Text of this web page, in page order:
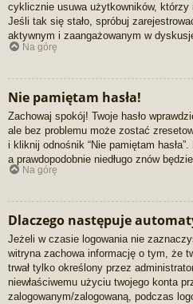
cyklicznie usuwa użytkowników,
Jeśli tak się stało, spróbuj
aktywnym i zaangażowanym w
Na górę
Nie pamiętam hasła!
Zachowaj spokój! Twoje hasło
ale bez problemu może zostać
i kliknij odnośnik “Nie pamiętam
a prawdopodobnie niedługo znów
Na górę
Dlaczego następuje
Jeżeli w czasie logowania nie
witryna zachowa informację o tym, że
trwał tylko określony przez
niewłaściwemu użyciu twojego konta
zalogowanym/zalogowaną, podczas